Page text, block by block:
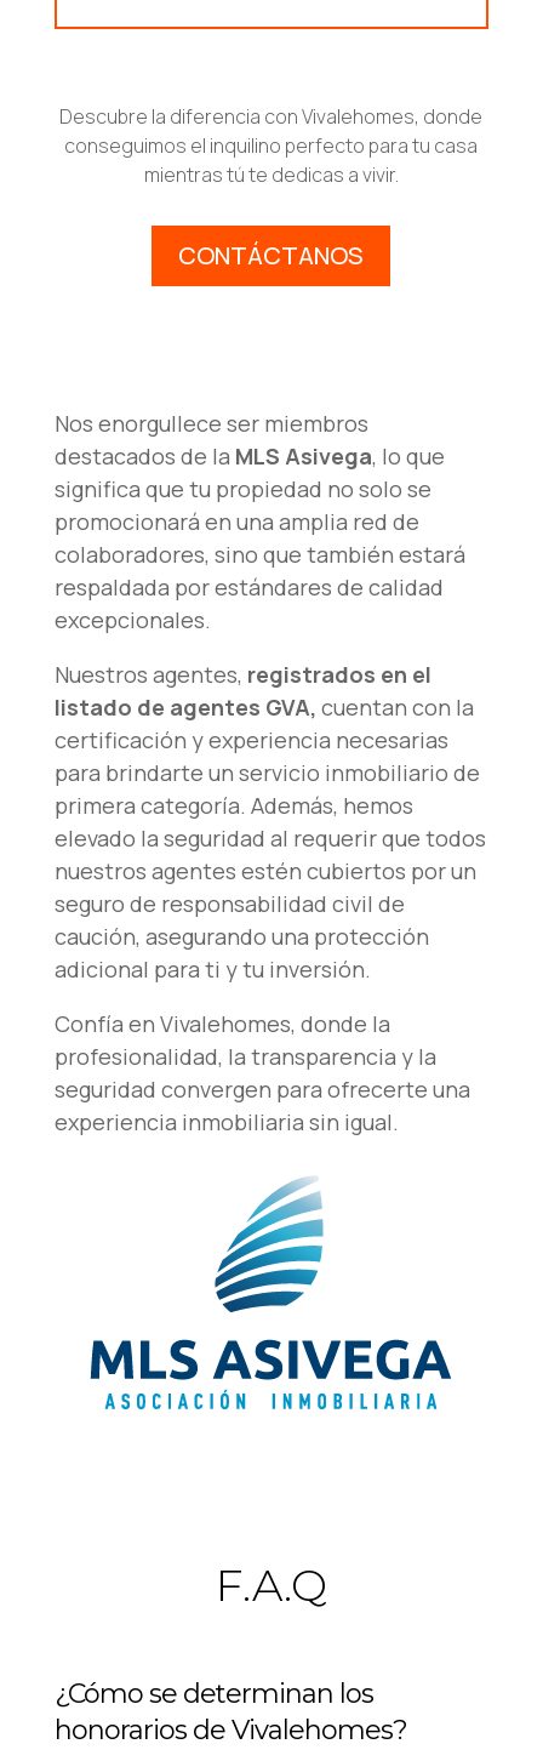
Descubre la diferencia con Vivalehomes, donde
conseguimos el inquilino perfecto para tu casa
mientras tú te dedicas a vivir.
CONTÁCTANOS
Nos enorgullece ser miembros
destacados de la MLS Asivega, lo que
significa que tu propiedad no solo se
promocionará en una amplia red de
colaboradores, sino que también estará
respaldada por estándares de calidad
excepcionales.
Nuestros agentes, registrados en el
listado de agentes GVA, cuentan con la
certificación y experiencia necesarias
para brindarte un servicio inmobiliario de
primera categoría. Además, hemos
elevado la seguridad al requerir que todos
nuestros agentes estén cubiertos por un
seguro de responsabilidad civil de
caución, asegurando una protección
adicional para ti y tu inversión.
Confía en Vivalehomes, donde la
profesionalidad, la transparencia y la
seguridad convergen para ofrecerte una
experiencia inmobiliaria sin igual.
F.A.Q
¿Cómo se determinan los
honorarios de Vivalehomes?